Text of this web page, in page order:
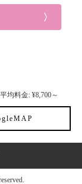
平均料金: ¥8,700～